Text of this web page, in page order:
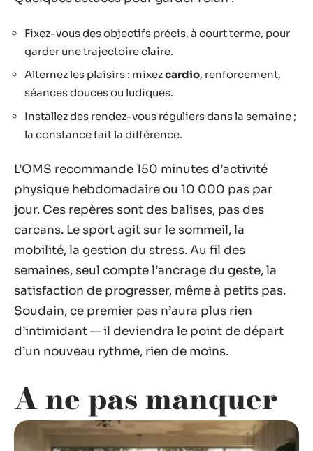
Fixez-vous des objectifs précis, à court terme, pour
garder une trajectoire claire.
Alternez les plaisirs : mixezcardio, renforcement,
séances douces ou ludiques.
Installez des rendez-vous réguliers dans la semaine ;
la constance fait la différence.
L’OMS recommande 150 minutes d’activité
physique hebdomadaire ou 10 000 pas par
jour. Ces repères sont des balises, pas des
carcans. Le sport agit sur le sommeil, la
mobilité, la gestion du stress. Au fil des
semaines, seul compte l’ancrage du geste, la
satisfaction de progresser, même à petits pas.
Soudain, ce premier pas n’aura plus rien
d’intimidant — il deviendra le point de départ
d’un nouveau rythme, rien de moins.
A ne pas manquer